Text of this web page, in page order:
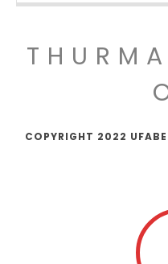
COPYRIGHT 2022